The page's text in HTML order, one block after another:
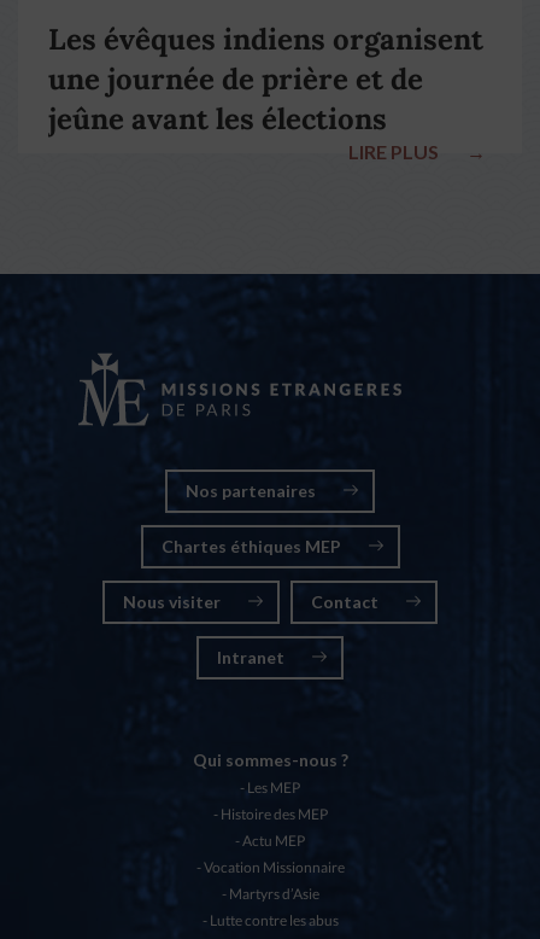
Les évêques indiens organisent
une journée de prière et de
jeûne avant les élections
LIRE PLUS →
Nos partenaires
Chartes éthiques MEP
Nous visiter Contact
Intranet
Qui sommes-nous ?
Les MEP
Histoire des MEP
Actu MEP
Vocation Missionnaire
Martyrs d’Asie
Lutte contre les abus